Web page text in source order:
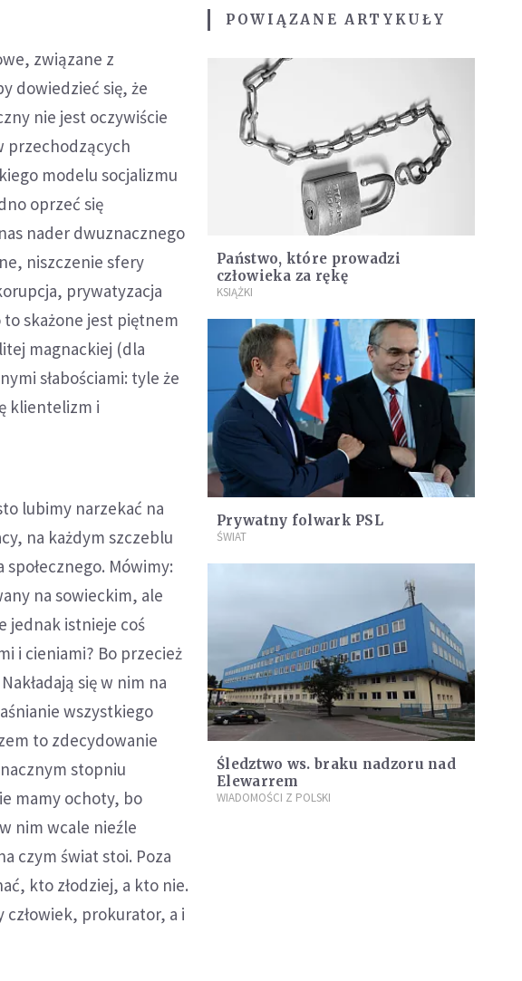
związane z
dowiedzieć się, że
nie jest oczywiście
przechodzących
modelu socjalizmu
oprzeć się
nader dwuznacznego
niszczenie sfery
prywatyzacja
skażone jest piętnem
magnackiej (dla
słabościami: tyle że
klientelizm i
lubimy narzekać na
na każdym szczeblu
Mówimy:
na sowieckim, ale
jednak istnieje coś
i cieniami? Bo przecież
się w nim na
wszystkiego
to zdecydowanie
stopniu
mamy ochoty, bo
nim wcale nieźle
czym świat stoi. Poza
kto złodziej, a kto nie.
człowiek, prokurator, a i
POWIĄZANE ARTYKUŁY
Państwo, które prowadzi
człowieka za rękę
KSIĄŻKI
Prywatny folwark PSL
ŚWIAT
Śledztwo ws. braku nadzoru nad
Elewarrem
WIADOMOŚCI Z POLSKI